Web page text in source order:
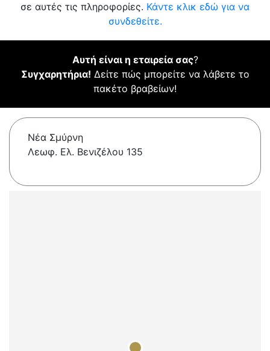
σε αυτές τις πληροφορίες. Κάντε κλικ εδώ για να
συνδεθείτε.
Αυτή είναι η εταιρεία σας?
Συγχαρητήρια! Δείτε πώς μπορείτε να λάβετε το
πακέτο βραβείων!
Νέα Σμύρνη
Λεωφ. Ελ. Βενιζέλου 135